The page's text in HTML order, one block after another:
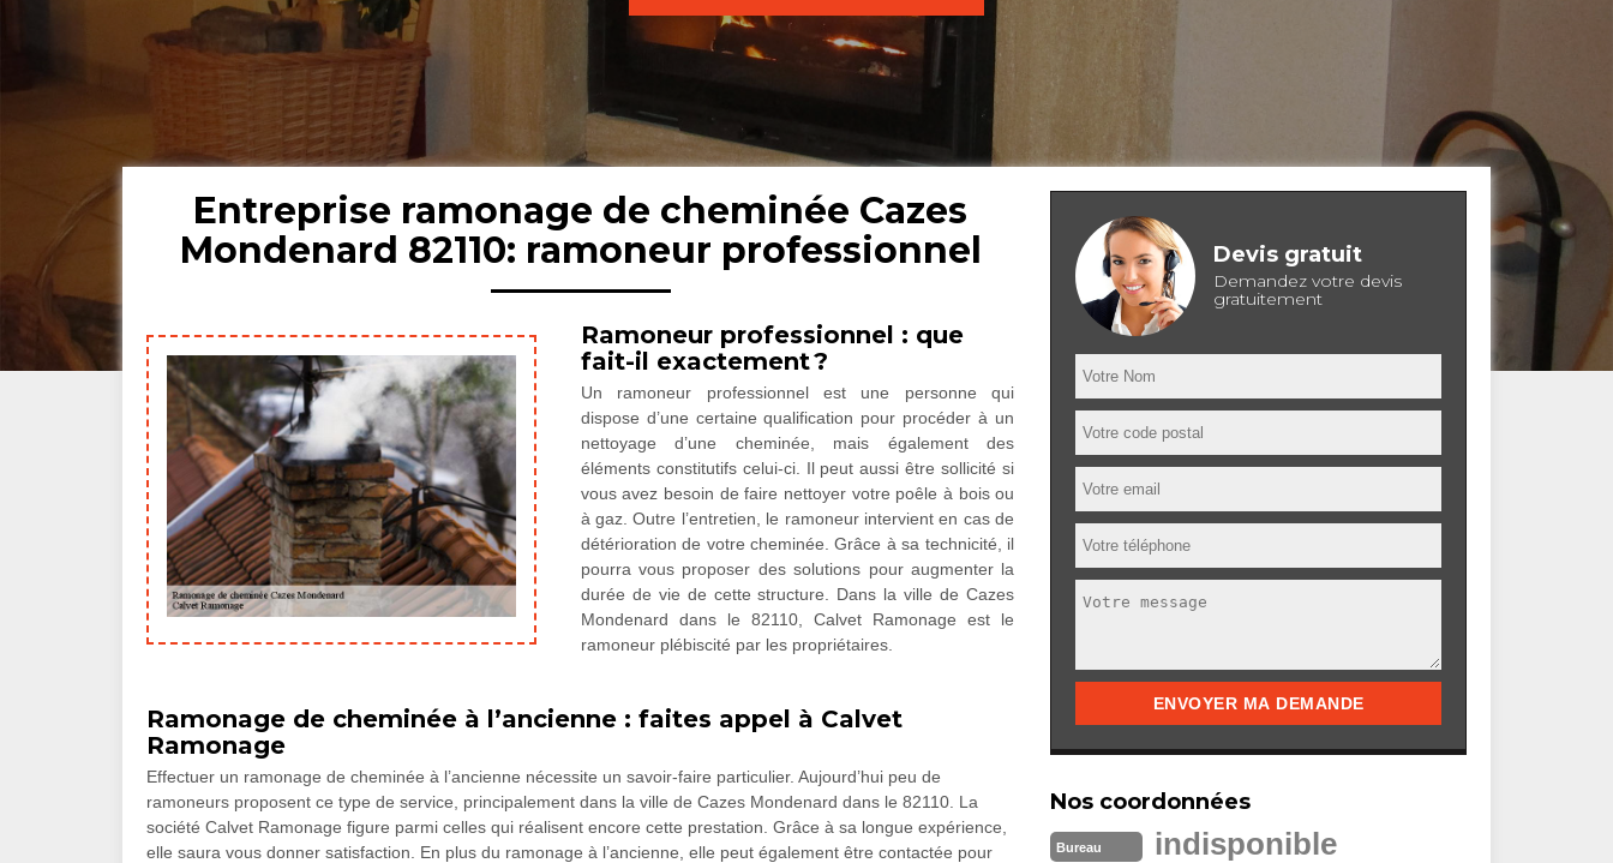
Entreprise ramonage de cheminée Cazes
Mondenard 82110: ramoneur professionnel
Ramoneur professionnel : que
fait-il exactement ?
Un ramoneur professionnel est une personne qui
dispose d’une certaine qualification pour procéder à un
nettoyage d’une cheminée, mais également des
éléments constitutifs celui-ci. Il peut aussi être sollicité si
vous avez besoin de faire nettoyer votre poêle à bois ou
à gaz. Outre l’entretien, le ramoneur intervient en cas de
détérioration de votre cheminée. Grâce à sa technicité, il
pourra vous proposer des solutions pour augmenter la
durée de vie de cette structure. Dans la ville de Cazes
Mondenard dans le 82110, Calvet Ramonage est le
ramoneur plébiscité par les propriétaires.
Ramonage de cheminée à l’ancienne : faites appel à Calvet
Ramonage
Effectuer un ramonage de cheminée à l’ancienne nécessite un savoir-faire particulier. Aujourd’hui peu de
ramoneurs proposent ce type de service, principalement dans la ville de Cazes Mondenard dans le 82110. La
société Calvet Ramonage figure parmi celles qui réalisent encore cette prestation. Grâce à sa longue expérience,
elle saura vous donner satisfaction. En plus du ramonage à l’ancienne, elle peut également être contactée pour
Devis gratuit
Demandez votre devis
gratuitement
Nos coordonnées
Bureau indisponible